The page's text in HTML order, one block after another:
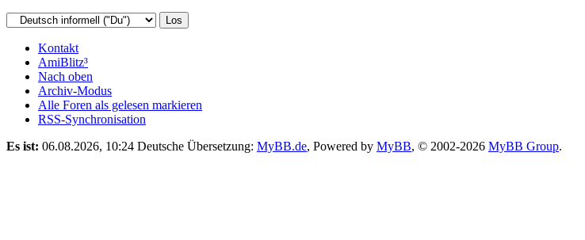
Kontakt
AmiBlitz³
Nach oben
Archiv-Modus
Alle Foren als gelesen markieren
RSS-Synchronisation
Es ist: 06.08.2026, 10:24 Deutsche Übersetzung: MyBB.de, Powered by MyBB, © 2002-2026 MyBB Group.